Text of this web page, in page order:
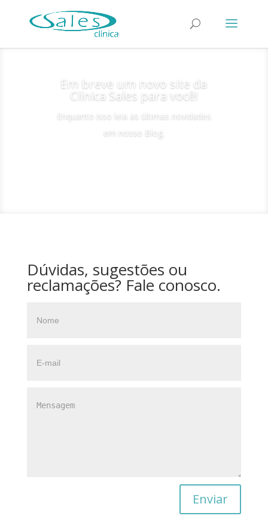
Em breve um novo site da
Clínica Sales para você!
Enquanto isso leia as últimas novidades
em nosso Blog.
Dúvidas, sugestões ou
reclamações? Fale conosco.
Enviar